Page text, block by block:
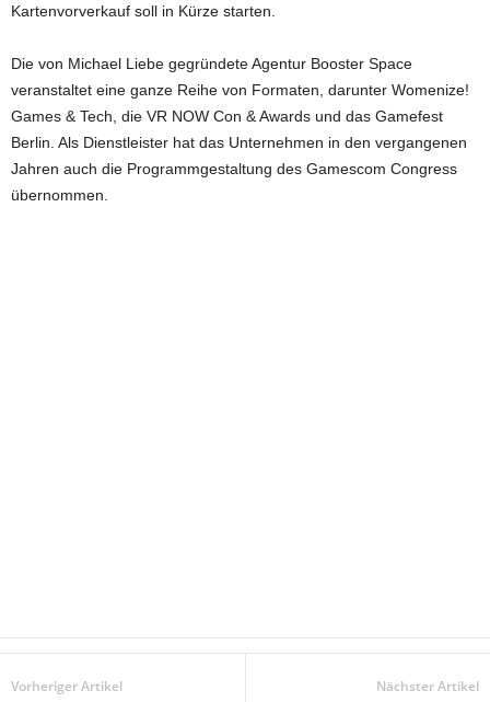
Kartenvorverkauf soll in Kürze starten.
Die von Michael Liebe gegründete Agentur Booster Space
veranstaltet eine ganze Reihe von Formaten, darunter Womenize!
Games & Tech, die VR NOW Con & Awards und das Gamefest
Berlin. Als Dienstleister hat das Unternehmen in den vergangenen
Jahren auch die Programmgestaltung des Gamescom Congress
übernommen.
Vorheriger Artikel Nächster Artikel